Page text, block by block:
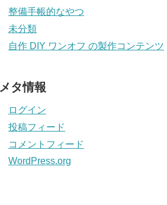
整備手帳的なやつ
未分類
自作 DIY ワンオフ の製作コンテンツ
メタ情報
ログイン
投稿フィード
コメントフィード
WordPress.org